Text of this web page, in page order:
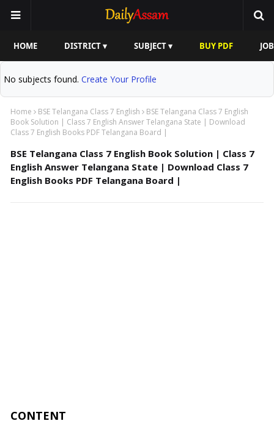
HOME DISTRICT ▾ SUBJECT ▾ BUY PDF
No subjects found. Create Your Profile
Home BSE Telangana Class 7 English
BSE Telangana Class 7 English
Book Solution | Class 7 English Answer Telangana State | Download
Class 7 English Books PDF Telangana Board |
BSE Telangana Class 7 English Book Solution | Class 7
English Answer Telangana State | Download Class 7
English Books PDF Telangana Board |
CONTENT